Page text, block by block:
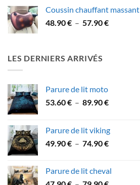
31.90 €
à
Coussin chauffant massant
48.90€ – 57.90€Plage
LES DERNIERS ARRIVÉS
Parure de lit moto
53.60€ – 89.90€Plage
53.60 €
à
Parure de lit viking
49.90€ – 74.90€Plage
49.90 €
Parure de lit cheval